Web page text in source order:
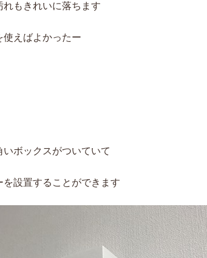
れもきれいに落ちます
使えばよかったー
ボックスがついていて
設置することができます